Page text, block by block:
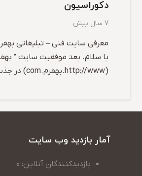
دکوراسیون
7 سال پیش
معرفی سایت فنی – تبلیغاتی
با سلام. بعد موفقیت سایت ”
(http://www.بهفرم.com) در جذب مخاطب…
آمار بازدید وب سایت
بازدیدکنندگان آنلاین: 0